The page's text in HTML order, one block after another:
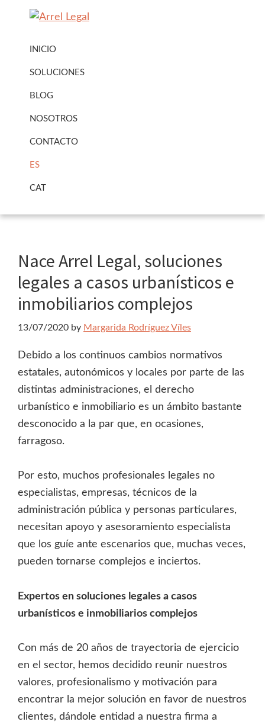
Legal
Legal
Urbanisme
INICIO
SOLUCIONES
BLOG
NOSOTROS
CONTACTO
ES
CAT
Nace Arrel Legal, soluciones
legales a casos urbanísticos e
inmobiliarios complejos
13/07/2020 by Margarida Rodríguez Víles
Debido a los continuos cambios normativos
estatales, autonómicos y locales por parte de las
distintas administraciones, el derecho
urbanístico e inmobiliario es un ámbito bastante
desconocido a la par que, en ocasiones,
farragoso.
Por esto, muchos profesionales legales no
especialistas, empresas, técnicos de la
administración pública y personas particulares,
necesitan apoyo y asesoramiento especialista
que los guíe ante escenarios que, muchas veces,
pueden tornarse complejos e inciertos.
Expertos en soluciones legales a casos
urbanísticos e inmobiliarios complejos
Con más de 20 años de trayectoria de ejercicio
en el sector, hemos decidido reunir nuestros
valores, profesionalismo y motivación para
encontrar la mejor solución en favor de nuestros
clientes, dándole entidad a nuestra firma a